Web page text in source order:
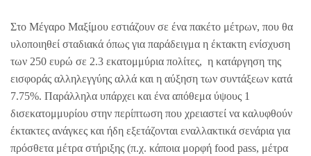
Στο Μέγαρο Μαξίμου εστιάζουν σε ένα πακέτο μέτρων, που θα
υλοποιηθεί σταδιακά όπως για παράδειγμα η έκτακτη ενίσχυση
των 250 ευρώ σε 2.3 εκατομμύρια πολίτες, η κατάργηση της
εισφοράς αλληλεγγύης αλλά και η αύξηση των συντάξεων κατά
7.75%. Παράλληλα υπάρχει και ένα απόθεμα ύψους 1
δισεκατομμυρίου στην περίπτωση που χρειαστεί να καλυφθούν
έκτακτες ανάγκες και ήδη εξετάζονται εναλλακτικά σενάρια για
πρόσθετα μέτρα στήριξης (π.χ. κάποια μορφή food pass, μέτρα